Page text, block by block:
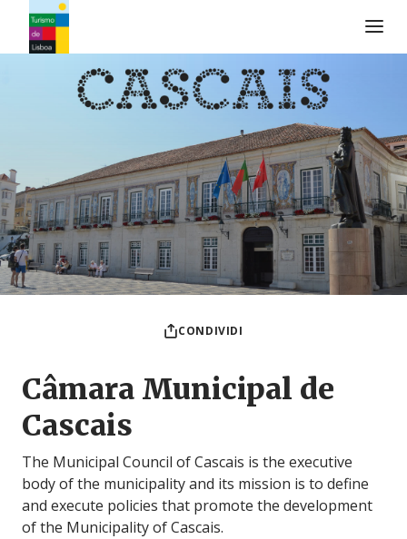
Logo di Turismo de Lisboa
CONDIVIDI
Câmara Municipal de
Cascais
The Municipal Council of Cascais is the executive
body of the municipality and its mission is to define
and execute policies that promote the development
of the Municipality of Cascais.